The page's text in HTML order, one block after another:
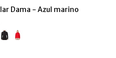
Dama - Azul marino